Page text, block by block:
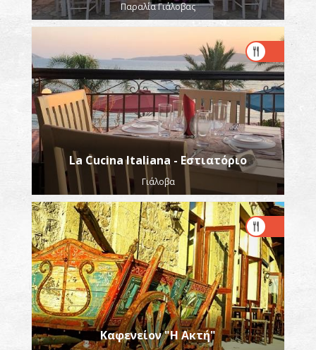
Παραλία Γιάλοβας
La Cucina Italiana - Εστιατόριο
Γιάλοβα
Καφενείον "Η Ακτή"